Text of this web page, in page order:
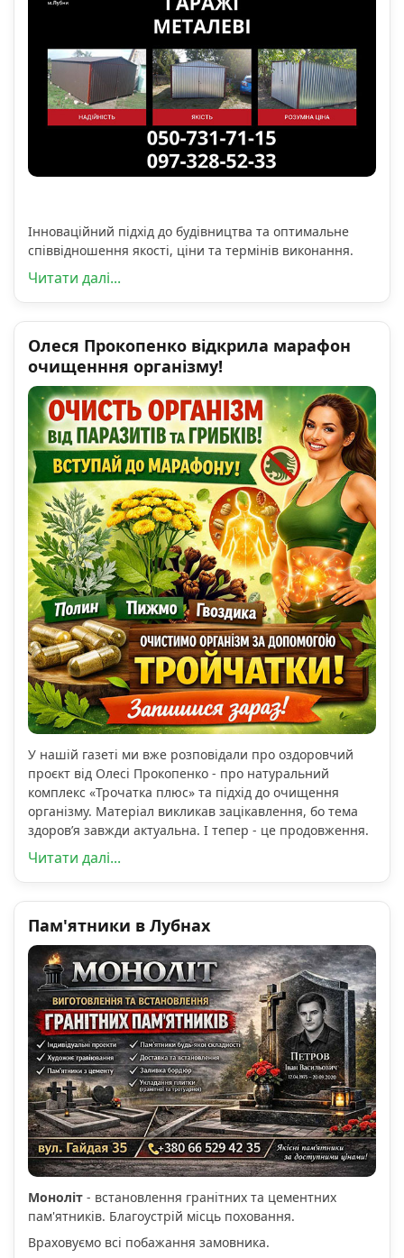
Інноваційний підхід до будівництва та оптимальне
співвідношення якості, ціни та термінів виконання.
Читати далі...
Олеся Прокопенко відкрила марафон
очищенння організму!
У нашій газеті ми вже розповідали про оздоровчий
проєкт від Олесі Прокопенко - про натуральний
комплекс «Трочатка плюс» та підхід до очищення
організму. Матеріал викликав зацікавлення, бо тема
здоров’я завжди актуальна. І тепер - це продовження.
Читати далі...
Пам'ятники в Лубнах
Моноліт - встановлення гранітних та цементних
пам'ятників. Благоустрій місць поховання.
Враховуємо всі побажання замовника.